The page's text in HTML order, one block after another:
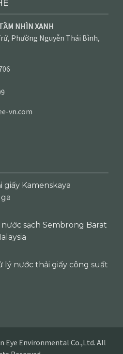
NHÌN XANH
Phường Nguyễn Thái Bình,
vn.com
Kamenskaya
sạch Sembrong Barat
lý nước thải giấy công suất
Eye Environmental Co.,Ltd. All